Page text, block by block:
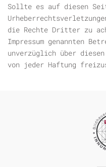
Sollte es auf diesen
die Rechte Dritter zu
Impressum genannten
unverzüglich über
von jeder Haftung